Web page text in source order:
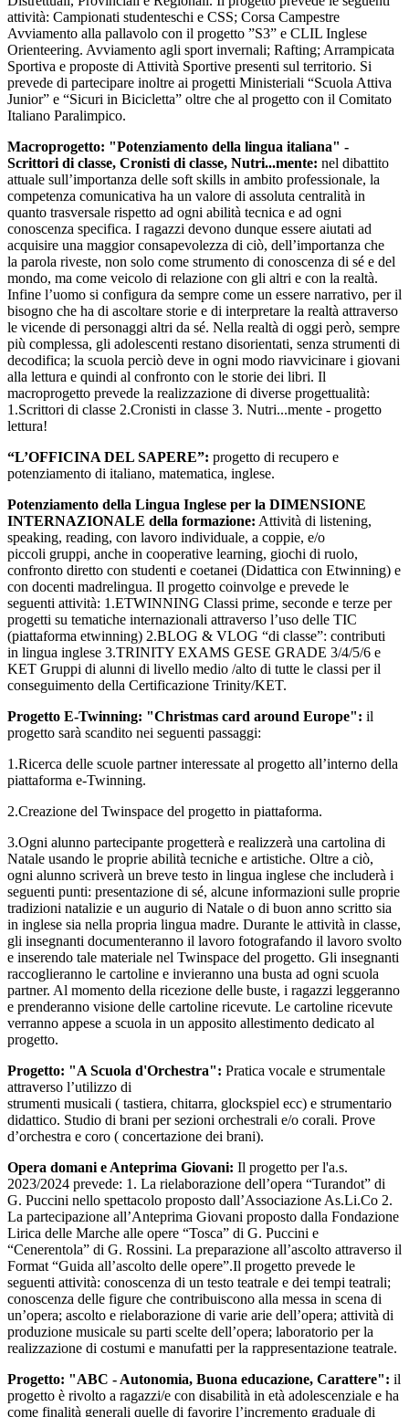
attività: Campionati studenteschi e CSS; Corsa Campestre
Avviamento alla pallavolo con il progetto ”S3” e CLIL Inglese
Orienteering. Avviamento agli sport invernali; Rafting; Arrampicata
Sportiva e proposte di Attività Sportive presenti sul territorio. Si
prevede di partecipare inoltre ai progetti Ministeriali “Scuola Attiva
Junior” e “Sicuri in Bicicletta” oltre che al progetto con il Comitato
Italiano Paralimpico.
Macroprogetto: "Potenziamento della lingua italiana" -
Scrittori di classe, Cronisti di classe, Nutri...mente: nel dibattito
attuale sull’importanza delle soft skills in ambito professionale, la
competenza comunicativa ha un valore di assoluta centralità in
quanto trasversale rispetto ad ogni abilità tecnica e ad ogni
conoscenza specifica. I ragazzi devono dunque essere aiutati ad
acquisire una maggior consapevolezza di ciò, dell’importanza che
la parola riveste, non solo come strumento di conoscenza di sé e del
mondo, ma come veicolo di relazione con gli altri e con la realtà.
Infine l’uomo si configura da sempre come un essere narrativo, per il
bisogno che ha di ascoltare storie e di interpretare la realtà attraverso
le vicende di personaggi altri da sé. Nella realtà di oggi però, sempre
più complessa, gli adolescenti restano disorientati, senza strumenti di
decodifica; la scuola perciò deve in ogni modo riavvicinare i giovani
alla lettura e quindi al confronto con le storie dei libri. Il
macroprogetto prevede la realizzazione di diverse progettualità:
1.Scrittori di classe 2.Cronisti in classe 3. Nutri...mente - progetto
lettura!
“L’OFFICINA DEL SAPERE”: progetto di recupero e
potenziamento di italiano, matematica, inglese.
Potenziamento della Lingua Inglese per la DIMENSIONE
INTERNAZIONALE della formazione: Attività di listening,
speaking, reading, con lavoro individuale, a coppie, e/o
piccoli gruppi, anche in cooperative learning, giochi di ruolo,
confronto diretto con studenti e coetanei (Didattica con Etwinning) e
con docenti madrelingua. Il progetto coinvolge e prevede le
seguenti attività: 1.ETWINNING Classi prime, seconde e terze per
progetti su tematiche internazionali attraverso l’uso delle TIC
(piattaforma etwinning) 2.BLOG & VLOG “di classe”: contributi
in lingua inglese 3.TRINITY EXAMS GESE GRADE 3/4/5/6 e
KET Gruppi di alunni di livello medio /alto di tutte le classi per il
conseguimento della Certificazione Trinity/KET.
Progetto E-Twinning: "Christmas card around Europe": il
progetto sarà scandito nei seguenti passaggi:
1.Ricerca delle scuole partner interessate al progetto all’interno della
piattaforma e-Twinning.
2.Creazione del Twinspace del progetto in piattaforma.
3.Ogni alunno partecipante progetterà e realizzerà una cartolina di
Natale usando le proprie abilità tecniche e artistiche. Oltre a ciò,
ogni alunno scriverà un breve testo in lingua inglese che includerà i
seguenti punti: presentazione di sé, alcune informazioni sulle proprie
tradizioni natalizie e un augurio di Natale o di buon anno scritto sia
in inglese sia nella propria lingua madre. Durante le attività in classe,
gli insegnanti documenteranno il lavoro fotografando il lavoro svolto
e inserendo tale materiale nel Twinspace del progetto. Gli insegnanti
raccoglieranno le cartoline e invieranno una busta ad ogni scuola
partner. Al momento della ricezione delle buste, i ragazzi leggeranno
e prenderanno visione delle cartoline ricevute. Le cartoline ricevute
verranno appese a scuola in un apposito allestimento dedicato al
progetto.
Progetto: "A Scuola d'Orchestra": Pratica vocale e strumentale
attraverso l’utilizzo di
strumenti musicali ( tastiera, chitarra, glockspiel ecc) e strumentario
didattico. Studio di brani per sezioni orchestrali e/o corali. Prove
d’orchestra e coro ( concertazione dei brani).
Opera domani e Anteprima Giovani: Il progetto per l'a.s.
2023/2024 prevede: 1. La rielaborazione dell’opera “Turandot” di
G. Puccini nello spettacolo proposto dall’Associazione As.Li.Co 2.
La partecipazione all’Anteprima Giovani proposto dalla Fondazione
Lirica delle Marche alle opere “Tosca” di G. Puccini e
“Cenerentola” di G. Rossini. La preparazione all’ascolto attraverso il
Format “Guida all’ascolto delle opere”.Il progetto prevede le
seguenti attività: conoscenza di un testo teatrale e dei tempi teatrali;
conoscenza delle figure che contribuiscono alla messa in scena di
un’opera; ascolto e rielaborazione di varie arie dell’opera; attività di
produzione musicale su parti scelte dell’opera; laboratorio per la
realizzazione di costumi e manufatti per la rappresentazione teatrale.
Progetto: "ABC - Autonomia, Buona educazione, Carattere": il
progetto è rivolto a ragazzi/e con disabilità in età adolescenziale e ha
come finalità generali quelle di favorire l’incremento graduale di